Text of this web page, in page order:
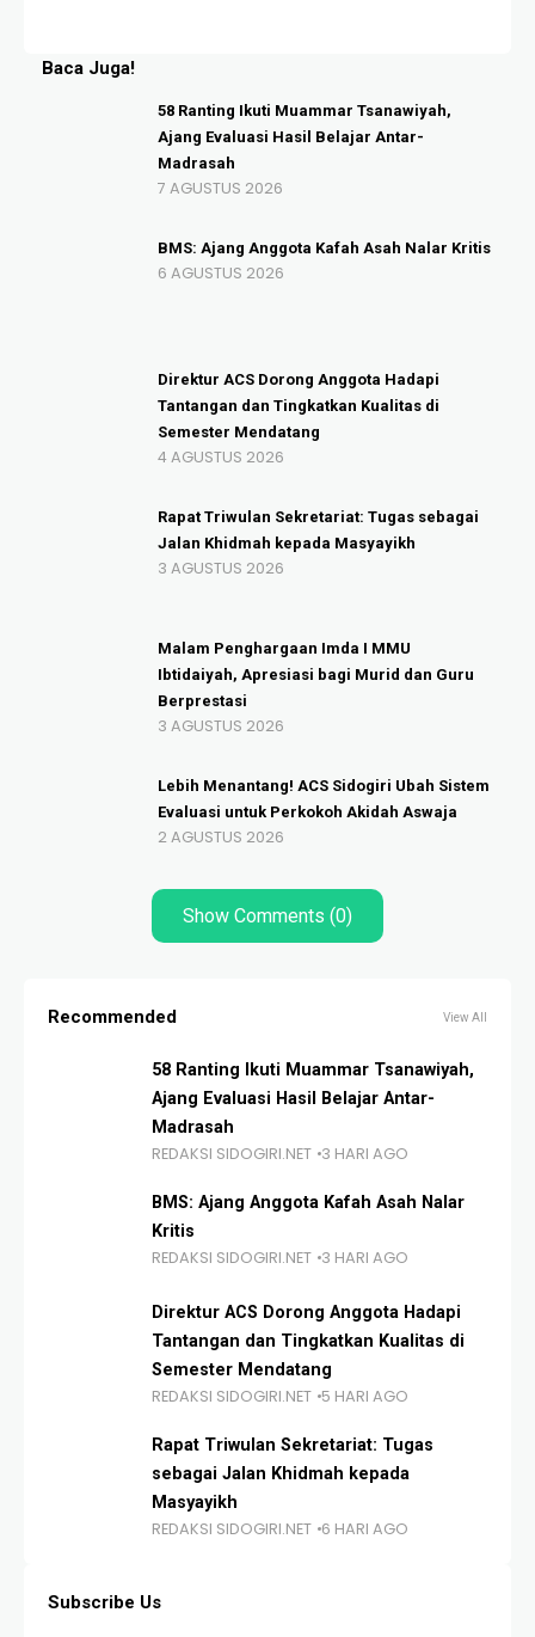
Baca Juga!
58 Ranting Ikuti Muammar Tsanawiyah,
Ajang Evaluasi Hasil Belajar Antar-
Madrasah
7 AGUSTUS 2026
BMS: Ajang Anggota Kafah Asah Nalar Kritis
6 AGUSTUS 2026
Direktur ACS Dorong Anggota Hadapi
Tantangan dan Tingkatkan Kualitas di
Semester Mendatang
4 AGUSTUS 2026
Rapat Triwulan Sekretariat: Tugas sebagai
Jalan Khidmah kepada Masyayikh
3 AGUSTUS 2026
Malam Penghargaan Imda I MMU
Ibtidaiyah, Apresiasi bagi Murid dan Guru
Berprestasi
3 AGUSTUS 2026
Lebih Menantang! ACS Sidogiri Ubah Sistem
Evaluasi untuk Perkokoh Akidah Aswaja
2 AGUSTUS 2026
Show Comments (0)
Recommended View All
58 Ranting Ikuti Muammar Tsanawiyah,
Ajang Evaluasi Hasil Belajar Antar-
Madrasah
REDAKSI SIDOGIRI.NET 3 HARI AGO
BMS: Ajang Anggota Kafah Asah Nalar
Kritis
REDAKSI SIDOGIRI.NET 3 HARI AGO
Direktur ACS Dorong Anggota Hadapi
Tantangan dan Tingkatkan Kualitas di
Semester Mendatang
REDAKSI SIDOGIRI.NET 5 HARI AGO
Rapat Triwulan Sekretariat: Tugas
sebagai Jalan Khidmah kepada
Masyayikh
REDAKSI SIDOGIRI.NET 6 HARI AGO
Subscribe Us